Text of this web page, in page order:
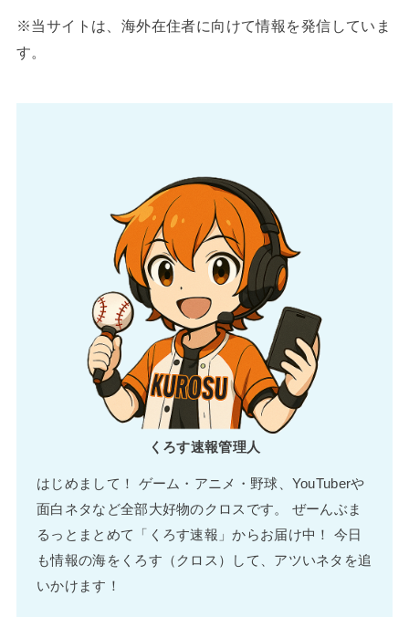
※当サイトは、海外在住者に向けて情報を発信していま
す。
くろす速報管理人
はじめまして！ ゲーム・アニメ・野球、YouTuberや
面白ネタなど全部大好物のクロスです。 ぜーんぶま
るっとまとめて「くろす速報」からお届け中！ 今日
も情報の海をくろす（クロス）して、アツいネタを追
いかけます！